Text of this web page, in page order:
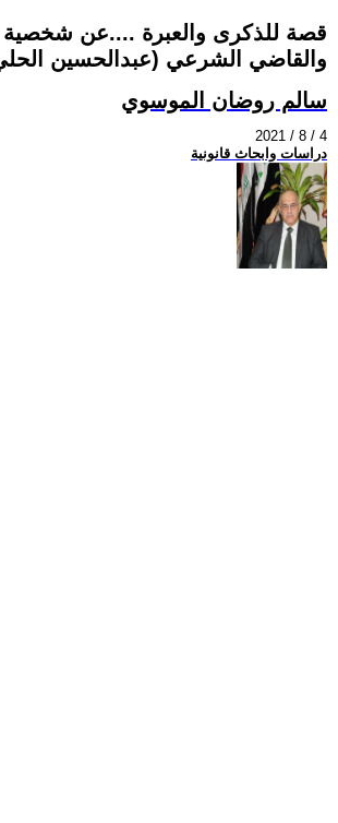
قصة للذكرى والعبرة ....عن شخصية
والقاضي الشرعي (عبدالحسين
سالم روضان الموسوي
2021 / 8 / 4
دراسات وابحاث قانونية